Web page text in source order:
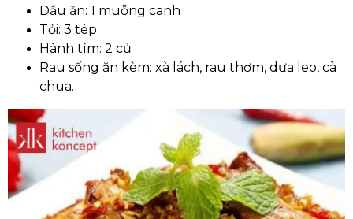
Dầu ăn: 1 muỗng canh
Tỏi: 3 tép
Hành tím: 2 củ
Rau sống ăn kèm: xà lách, rau thơm, dưa leo, cà
chua.